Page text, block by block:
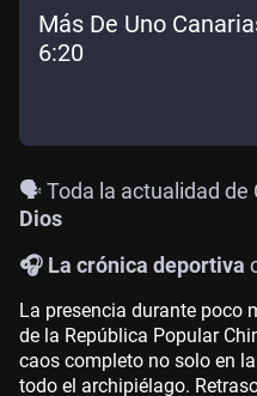
Más De Uno
6:20
🗣️ Toda la actualidad de
Dios
🎧 La crónica deportiva
La presencia durante poco
de la República Popular
caos completo no solo en
todo el archipiélago.